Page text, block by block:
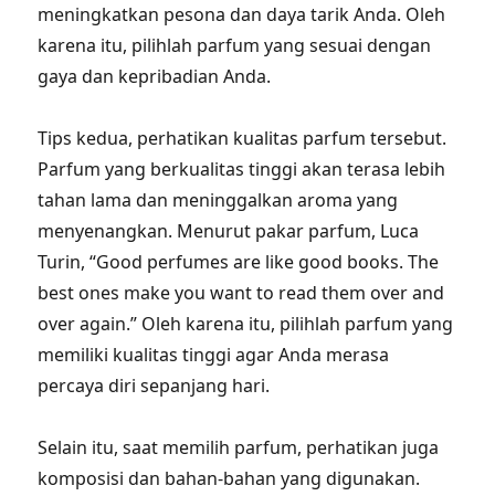
meningkatkan pesona dan daya tarik Anda. Oleh
karena itu, pilihlah parfum yang sesuai dengan
gaya dan kepribadian Anda.
Tips kedua, perhatikan kualitas parfum tersebut.
Parfum yang berkualitas tinggi akan terasa lebih
tahan lama dan meninggalkan aroma yang
menyenangkan. Menurut pakar parfum, Luca
Turin, “Good perfumes are like good books. The
best ones make you want to read them over and
over again.” Oleh karena itu, pilihlah parfum yang
memiliki kualitas tinggi agar Anda merasa
percaya diri sepanjang hari.
Selain itu, saat memilih parfum, perhatikan juga
komposisi dan bahan-bahan yang digunakan.